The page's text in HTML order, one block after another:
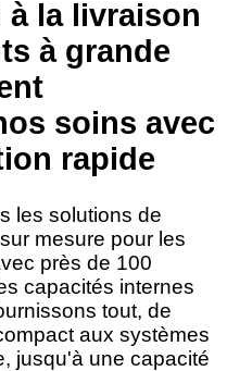
à la livraison
à grande
soins avec
rapide
les solutions de
mesure pour les
près de 100
capacités internes
tout, de
aux systèmes
jusqu'à une capacité